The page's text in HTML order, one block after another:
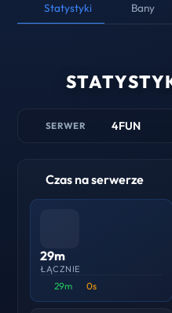
Statystyki Bany
SERWER 4FUN
Czas na serwerze
29m
ŁĄCZNIE
29m 0s